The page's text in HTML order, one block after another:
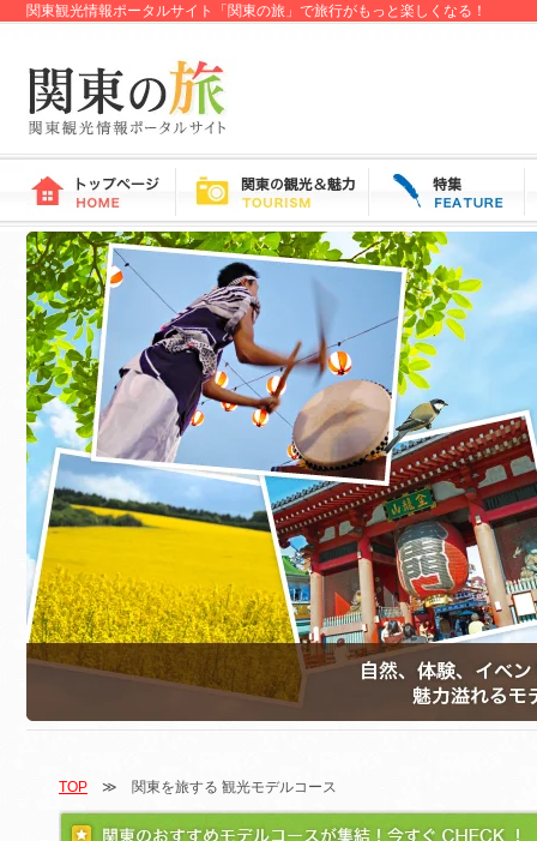
関東観光情報ポータルサイト「関東の旅」で旅行がもっと楽しくなる！
TOP ≫ 関東を旅する 観光モデルコース